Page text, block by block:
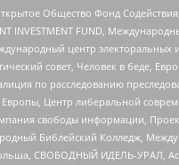
Общество Фонд
INVESTMENT FUND,
центр
совет, Человек в беде,
по расследованию
Центр либеральной
свободы информации,
Библейский Колледж,
СВОБОДНЫЙ ИДЕЛЬ-УРАЛ,